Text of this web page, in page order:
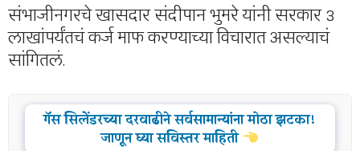
संभाजीनगरचे खासदार संदीपान भुमरे यांनी सरकार 3
लाखांपर्यंतचं कर्ज माफ करण्याच्या विचारात असल्याचं
सांगितलं.
गॅस सिलेंडरच्या दरवाढीने सर्वसामान्यांना मोठा झटका!
जाणून घ्या सविस्तर माहिती